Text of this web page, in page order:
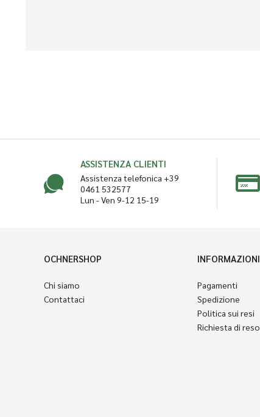
ASSISTENZA CLIENTI
Assistenza telefonica +39
0461 532577
Lun - Ven 9-12 15-19
OCHNERSHOP
Chi siamo
Contattaci
INFORMAZIONI
Pagamenti
Spedizione
Politica sui resi
Richiesta di reso